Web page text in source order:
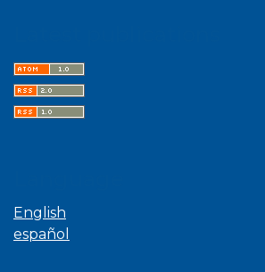
English
español